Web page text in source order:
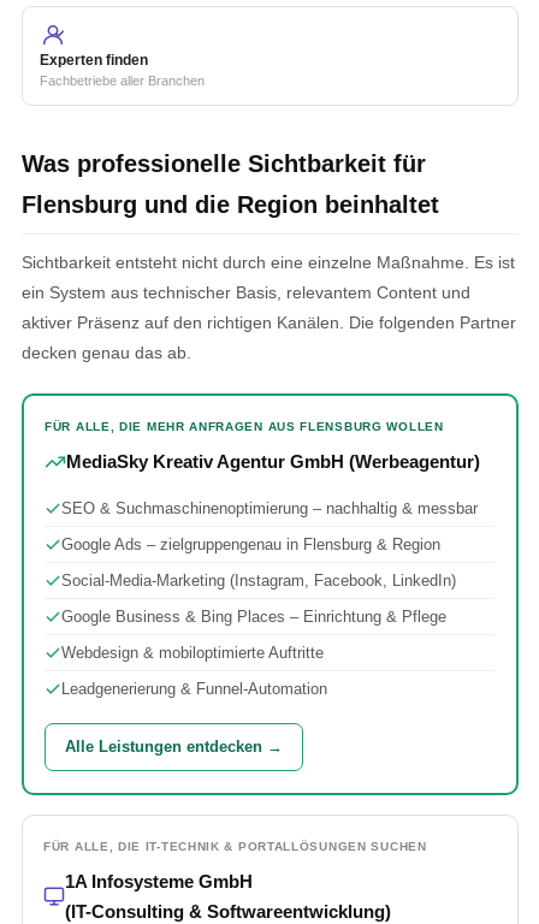
Experten finden
Fachbetriebe aller Branchen
Was professionelle Sichtbarkeit für
Flensburg und die Region beinhaltet
Sichtbarkeit entsteht nicht durch eine einzelne Maßnahme. Es ist
ein System aus technischer Basis, relevantem Content und
aktiver Präsenz auf den richtigen Kanälen. Die folgenden Partner
decken genau das ab.
FÜR ALLE, DIE MEHR ANFRAGEN AUS FLENSBURG WOLLEN
MediaSky Kreativ Agentur GmbH (Werbeagentur)
SEO & Suchmaschinenoptimierung – nachhaltig & messbar
Google Ads – zielgruppengenau in Flensburg & Region
Social-Media-Marketing (Instagram, Facebook, LinkedIn)
Google Business & Bing Places – Einrichtung & Pflege
Webdesign & mobiloptimierte Auftritte
Leadgenerierung & Funnel-Automation
Alle Leistungen entdecken →
FÜR ALLE, DIE IT-TECHNIK & PORTALLÖSUNGEN SUCHEN
1A Infosysteme GmbH
(IT-Consulting & Softwareentwicklung)